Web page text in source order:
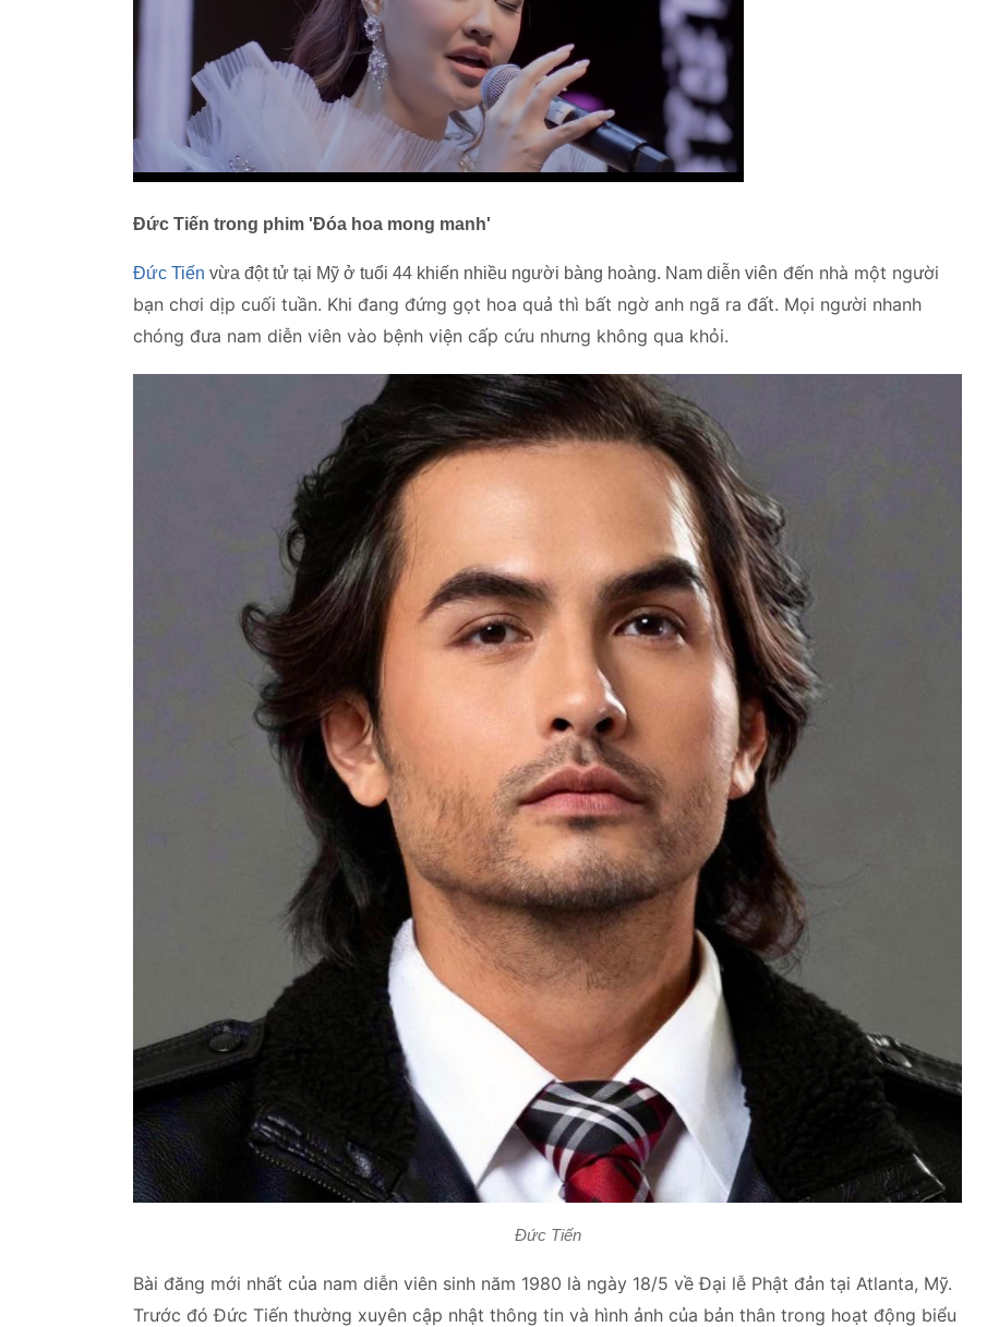
Đức Tiến trong phim 'Đóa hoa mong manh'
Đức Tiến vừa đột tử tại Mỹ ở tuổi 44 khiến nhiều người bàng hoàng. Nam diễn viên đến nhà một người
bạn chơi dịp cuối tuần. Khi đang đứng gọt hoa quả thì bất ngờ anh ngã ra đất. Mọi người nhanh
chóng đưa nam diễn viên vào bệnh viện cấp cứu nhưng không qua khỏi.
Đức Tiến
Bài đăng mới nhất của nam diễn viên sinh năm 1980 là ngày 18/5 về Đại lễ Phật đản tại Atlanta, Mỹ.
Trước đó Đức Tiến thường xuyên cập nhật thông tin và hình ảnh của bản thân trong hoạt động biểu